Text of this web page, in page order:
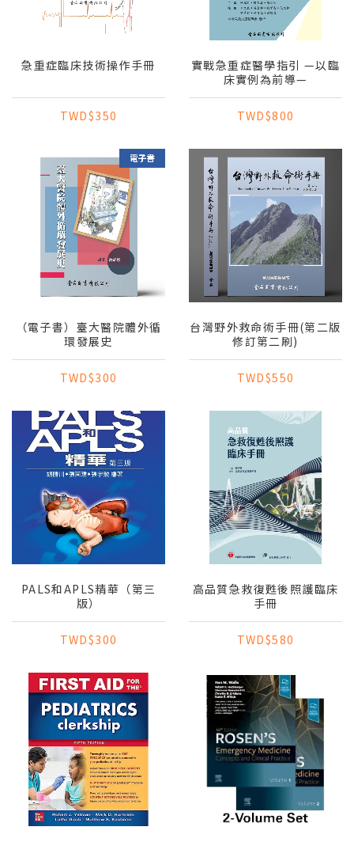
急重症臨床技術操作手冊
TWD$350
實戰急重症醫學指引 —以臨
床實例為前導—
TWD$800
（電子書）臺大醫院體外循
環發展史
TWD$300
台灣野外救命術手冊(第二版
修訂第二刷)
TWD$550
PALS和APLS精華（第三
版）
TWD$300
高品質急救復甦後照護臨床
手冊
TWD$580